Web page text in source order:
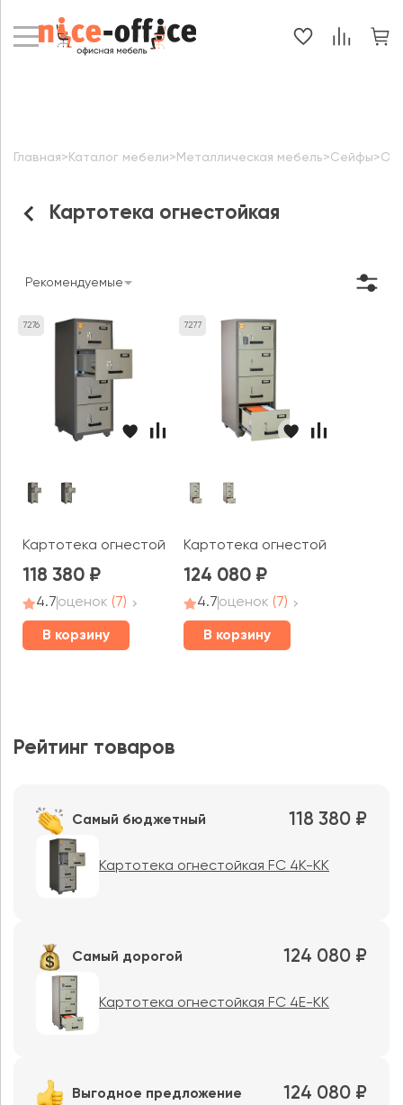
Картотека огнестойкая
Главная> Каталог мебели> Металлическая мебель>Сейфы>
Рекомендуемые
7276
Картотека огнестойкая FC 4K-KK
118 380
4.7оценок (7)
В корзину
7277
Картотека огнестойкая FC 4E-
124 080
4.7оценок (7)
В корзину
Рейтинг товаров
Самый бюджетный 118 380 ₽
Картотека огнестойкая FC 4K-KK
Самый дорогой 124 080 ₽
Картотека огнестойкая FC 4E-KK
Выгодное предложение 124 080 ₽